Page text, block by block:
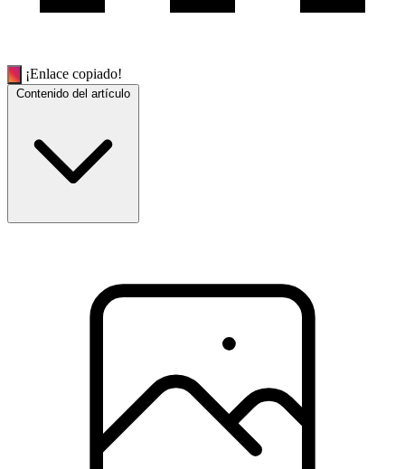
¡Enlace copiado!
Contenido del artículo